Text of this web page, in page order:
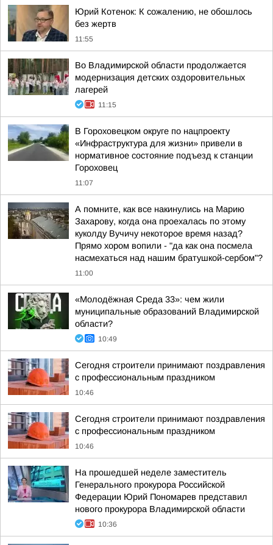
Юрий Котенок: К сожалению, не обошлось
без жертв
11:55
Во Владимирской области продолжается
модернизация детских оздоровительных
лагерей
11:15
В Гороховецком округе по нацпроекту
«Инфраструктура для жизни» привели в
нормативное состояние подъезд к станции
Гороховец
11:07
А помните, как все накинулись на Марию
Захарову, когда она проехалась по этому
куколду Вучичу некоторое время назад?
Прямо хором вопили - "да как она посмела
насмехаться над нашим братушкой-сербом"?
11:00
«Молодёжная Среда 33»: чем жили
муниципальные образований Владимирской
области?
10:49
Сегодня строители принимают поздравления
с профессиональным праздником
10:46
Сегодня строители принимают поздравления
с профессиональным праздником
10:46
На прошедшей неделе заместитель
Генерального прокурора Российской
Федерации Юрий Пономарев представил
нового прокурора Владимирской области
10:36